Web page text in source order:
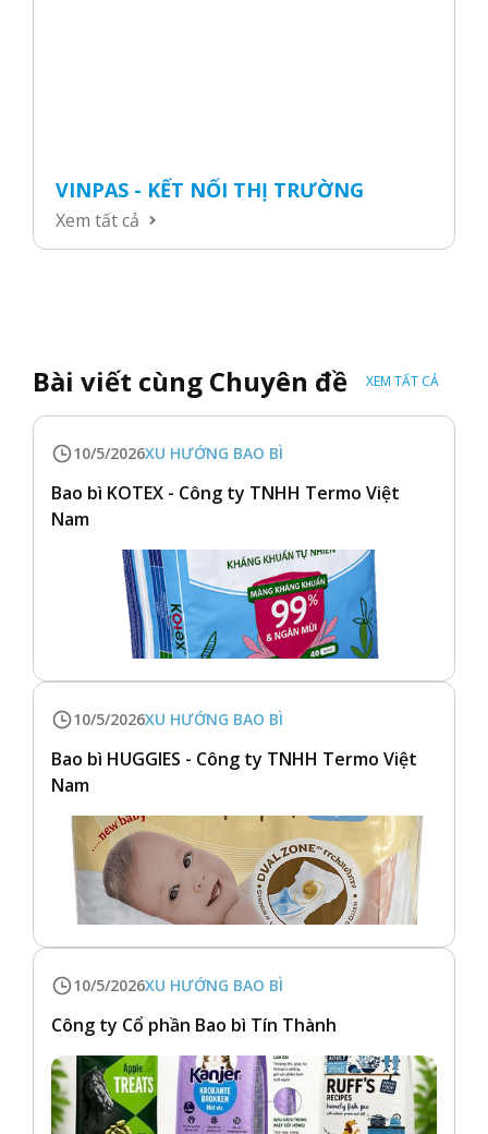
VINPAS - KẾT NỐI THỊ TRƯỜNG
Xem tất cả
Bài viết cùng Chuyên đề XEM TẤT CẢ
10/5/2026XU HƯỚNG BAO BÌ
Bao bì KOTEX - Công ty TNHH Termo Việt
Nam
10/5/2026XU HƯỚNG BAO BÌ
Bao bì HUGGIES - Công ty TNHH Termo Việt
Nam
10/5/2026XU HƯỚNG BAO BÌ
Công ty Cổ phần Bao bì Tín Thành